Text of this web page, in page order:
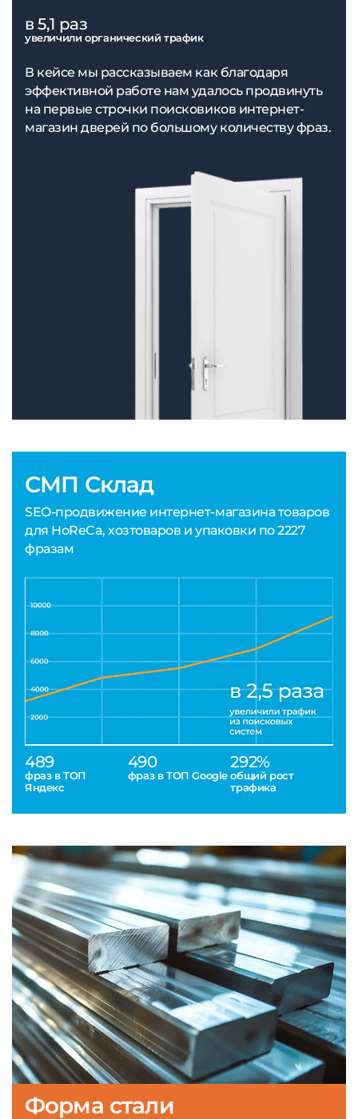
СМП Склад
SEO-продвижение интернет-магазина товаров
для HoReCa, хозтоваров и упаковки по 2227
фразам
489
фраз в ТОП
Яндекс
490
фраз в ТОП Google
292%
общий рост
трафика
в 5,1 раз
увеличили органический трафик
В кейсе мы рассказываем как благодаря
эффективной работе нам удалось продвинуть
на первые строчки поисковиков интернет-
магазин дверей по большому количеству фраз.
Форма стали